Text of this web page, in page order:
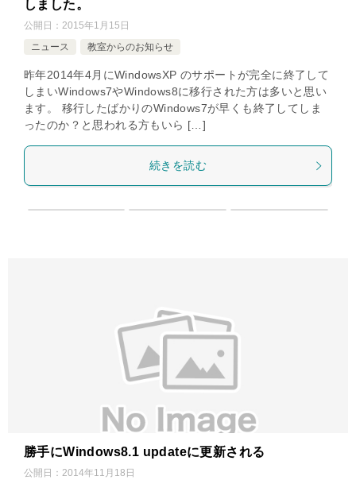
しました。
公開日： 2015年1月15日
ニュース
教室からのお知らせ
昨年2014年4月にWindowsXP のサポートが完全に終了して
しまいWindows7やWindows8に移行された方は多いと思い
ます。 移行したばかりのWindows7が早くも終了してしま
ったのか？と思われる方もいら […]
続きを読む
勝手にWindows8.1 updateに更新される
公開日： 2014年11月18日